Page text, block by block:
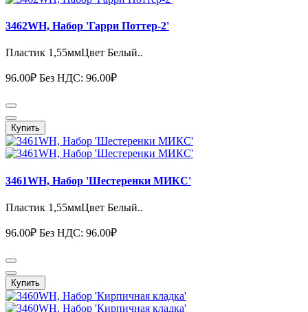
3462WH, Набор 'Гарри Поттер-2'
Пластик 1,55ммЦвет Белый..
96.00₽ Без НДС: 96.00₽
Купить
3461WH, Набор 'Шестеренки МИКС'
Пластик 1,55ммЦвет Белый..
96.00₽ Без НДС: 96.00₽
Купить